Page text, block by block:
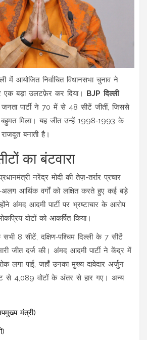
में आयोजित निर्वाचित विधानसभा चुनाव ने
एक बड़ा उलटफ़ेर कर दिया। BJP दिल्ली
पार्टी ने 70 में से 48 सीटें जीतीं, जिससे
बहुमत मिला। यह जीत उन्हें 1998‑1993 के
बनाती है।
का बंटवारा
नरेंद्र मोदी की तेज़-तर्रार प्रचार
आर्थिक वर्गों को लक्षित करते हुए कई बड़े
अंमद आदमी पार्टी पर भ्रष्टाचार के आरोप
वोटों को आकर्षित किया।
8 सीटें, दक्षिण‑पश्चिम दिल्ली के 7 सीटें
जीत दर्ज की। अंमद आदमी पार्टी ने केंद्र में
लगा पाई, जहाँ उनका मुख्य दावेदार अर्जुन
से 4,089 वोटों के अंतर से हार गए। अन्य
मंत्री)